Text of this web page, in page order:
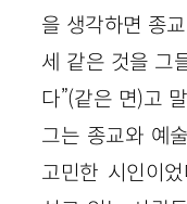
을 생각하면 종
세 같은 것을 그
다”(같은 면)고
그는 종교와 예
고민한 시인이